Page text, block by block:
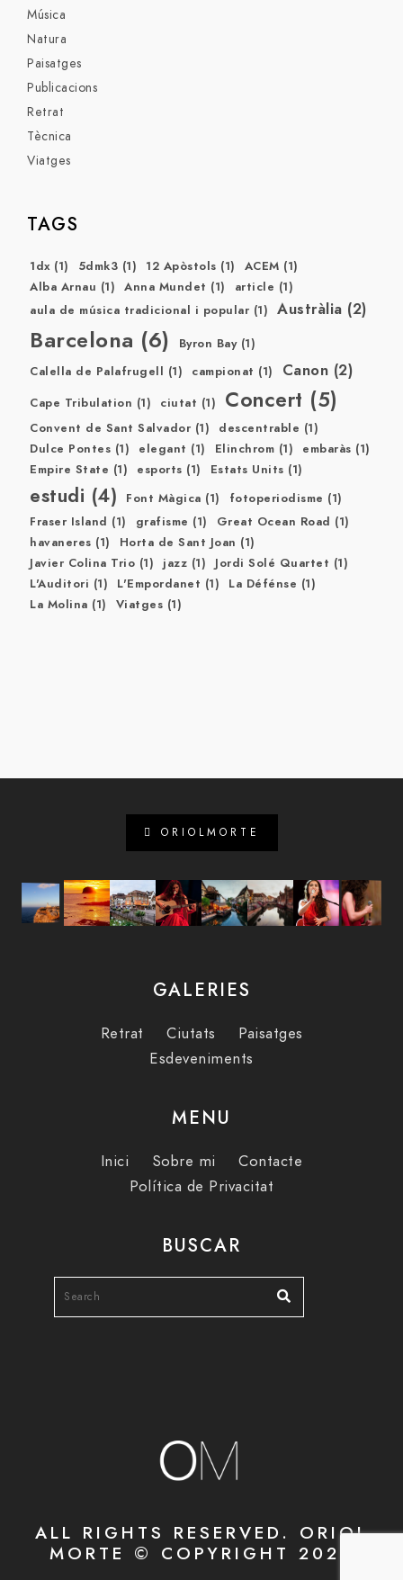
Música
Natura
Paisatges
Publicacions
Retrat
Tècnica
Viatges
TAGS
1dx(1) 5dmk3 (1) 12 Apòstols (1) ACEM (1)
Alba Arnau (1) Anna Mundet (1) article (1)
aula de música tradicional i popular (1) Austràlia (2)
Barcelona (6) Byron Bay(1)
Calella de Palafrugell (1) campionat (1) Canon (2)
Cape Tribulation (1) ciutat (1) Concert (5)
Convent de Sant Salvador (1) descentrable (1)
Dulce Pontes (1) elegant (1) Elinchrom (1) embaràs (1)
Empire State (1) esports (1) Estats Units (1)
estudi (4) Font Màgica (1) fotoperiodisme (1)
Fraser Island (1) grafisme (1) Great Ocean Road (1)
havaneres (1) Horta de Sant Joan (1)
Javier Colina Trio (1) jazz (1) Jordi Solé Quartet (1)
L'Auditori (1) L'Empordanet (1) La Défénse (1)
La Molina (1) Viatges (1)
ORIOLMORTE
GALERIES
Retrat Ciutats
Paisatges
Esdeveniments
MENU
Inici Sobre mi
Contacte
Política de Privacitat
BUSCAR
ALL RIGHTS RESERVED. ORIOL
MORTE © COPYRIGHT 2020